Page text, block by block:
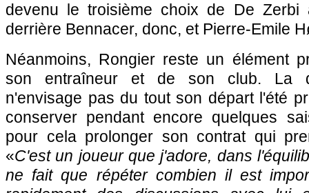
devenu le troisième choix de De Zerbi
derrière Bennacer, donc, et Pierre-Emile
Néanmoins, Rongier reste un élément
son entraîneur et de son club. La
n'envisage pas du tout son départ l'été
conserver pendant encore quelques
pour cela prolonger son contrat qui
«C'est un joueur que j'adore, dans
ne fait que répéter combien il est